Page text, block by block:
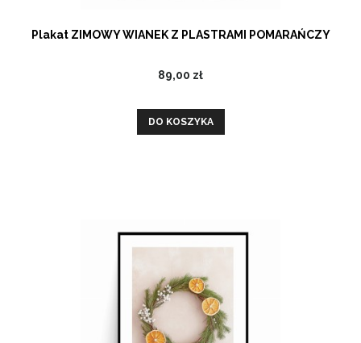
Plakat ZIMOWY WIANEK Z PLASTRAMI POMARAŃCZY
89,00 zł
DO KOSZYKA